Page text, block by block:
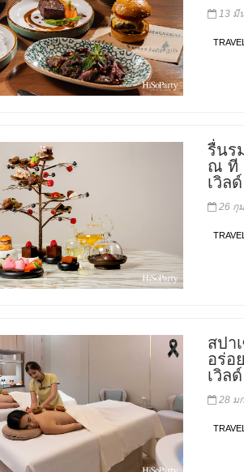
13 มี
รื่นร
ณ ที
เวิลด์
26 กุ
TRAVEL
สปา
อร่อ
เวิลด์
28 ม
TRAVEL